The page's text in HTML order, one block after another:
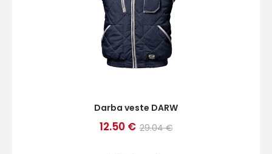
Darba veste DARW
12.50 € 29.04 €